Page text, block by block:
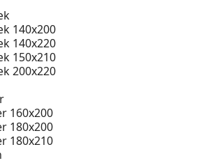
140x200
140x220
150x210
200x220
160x200
180x200
180x210